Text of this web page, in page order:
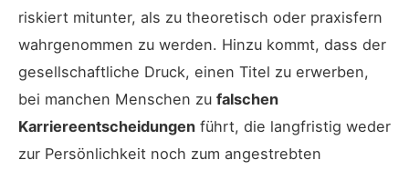
riskiert mitunter, als zu theoretisch oder praxisfern
wahrgenommen zu werden. Hinzu kommt, dass der
gesellschaftliche Druck, einen Titel zu erwerben,
bei manchen Menschen zu falschen
Karriereentscheidungen führt, die langfristig weder
zur Persönlichkeit noch zum angestrebten